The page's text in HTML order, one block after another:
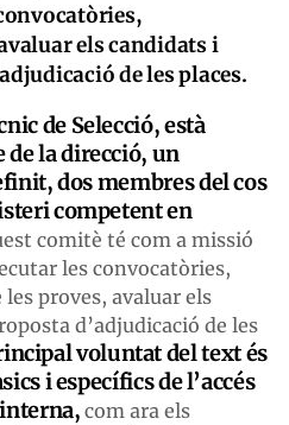
els candidats i
de les places.​
de Selecció, està
la direcció, un
dos membres del cos
competent en
comitè té com a missió
les convocatòries,
proves, avaluar els
d’adjudicació de les
voluntat del text és
i específics de l’accés
com ara els